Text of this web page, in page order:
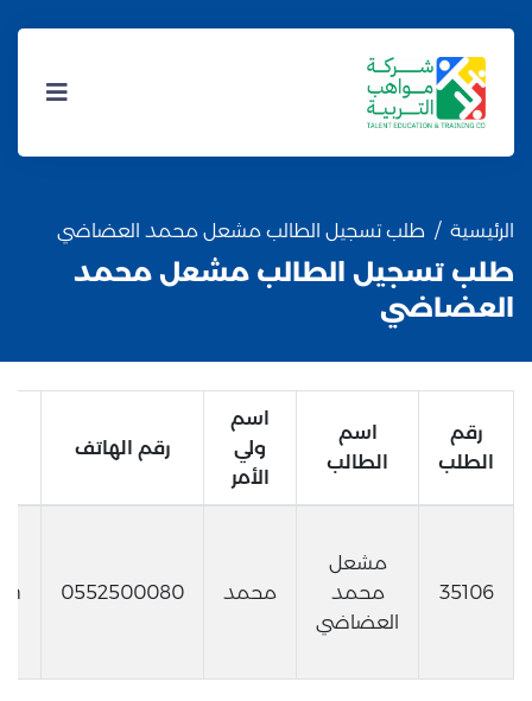
الرئيسية طلب تسجيل الطالب مشعل محمد العضاضي
طلب تسجيل الطالب مشعل محمد
العضاضي
رقم
الطلب
اسم
الطالب
اسم
ولي
الأمر
رقم الهاتف
35106
مشعل
محمد
العضاضي
محمد 0552500080